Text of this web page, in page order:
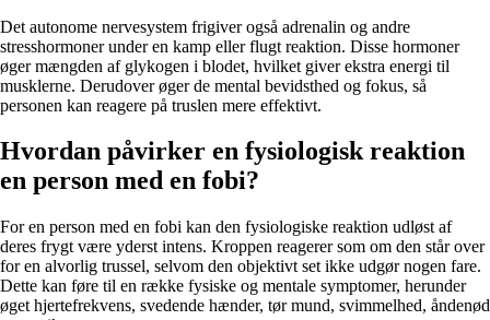
Det autonome nervesystem frigiver også adrenalin og andre
stresshormoner under en kamp eller flugt reaktion. Disse hormoner
øger mængden af glykogen i blodet, hvilket giver ekstra energi til
musklerne. Derudover øger de mental bevidsthed og fokus, så
personen kan reagere på truslen mere effektivt.
Hvordan påvirker en fysiologisk reaktion
en person med en fobi?
For en person med en fobi kan den fysiologiske reaktion udløst af
deres frygt være yderst intens. Kroppen reagerer som om den står over
for en alvorlig trussel, selvom den objektivt set ikke udgør nogen fare.
Dette kan føre til en række fysiske og mentale symptomer, herunder
øget hjertefrekvens, svedende hænder, tør mund, svimmelhed, åndenød